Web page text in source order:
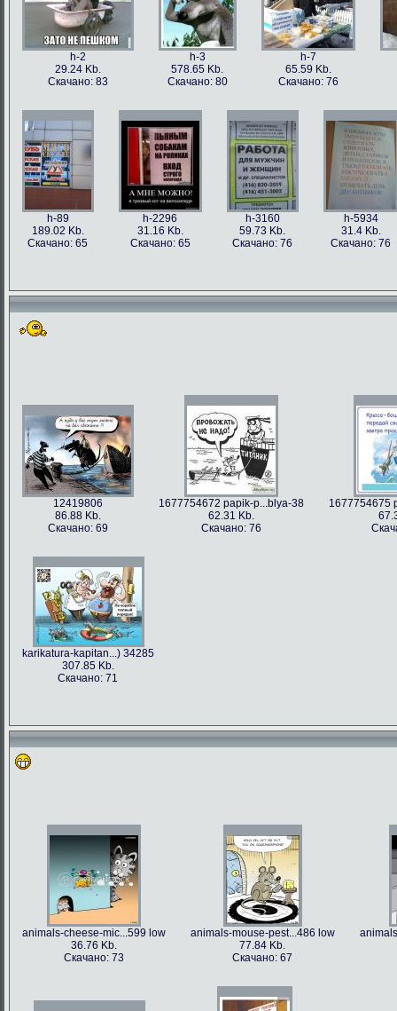
h-2
29.24 Kb.
Скачано: 83
h-3
578.65 Kb.
Скачано: 80
h-7
65.59 Kb.
Скачано: 76
h-89
189.02 Kb.
Скачано: 65
h-2296
31.16 Kb.
Скачано: 65
h-3160
59.73 Kb.
Скачано: 76
h-5934
31.4 Kb.
Скачано: 76
12419806
86.88 Kb.
Скачано: 69
1677754672 papik-p...blya-38
62.31 Kb.
Скачано: 76
1677754675
karikatura-kapitan...) 34285
307.85 Kb.
Скачано: 71
animals-cheese-mic...599 low
36.76 Kb.
Скачано: 73
animals-mouse-pest...486 low
77.84 Kb.
Скачано: 67